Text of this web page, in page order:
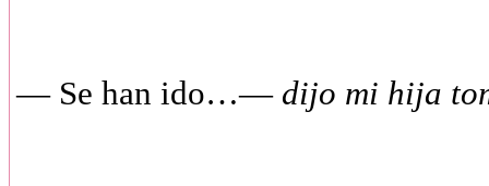
— Se han ido…—dijo mi hija